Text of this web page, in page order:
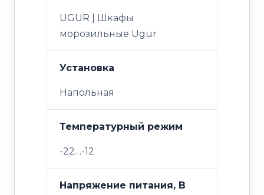
UGUR | Шкафы
морозильные Ugur
Установка
Напольная
Температурный режим
-22…-12
Напряжение питания, В